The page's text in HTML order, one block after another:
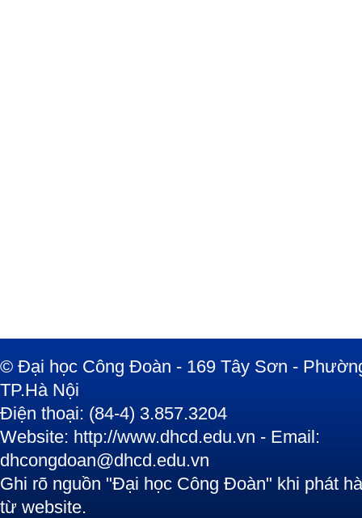
© Đại học Công Đoàn - 169 Tây Sơn -
TP.Hà Nội
Điện thoại: (84-4) 3.857.3204
Website: http://www.dhcd.edu.vn - Email:
dhcongdoan@dhcd.edu.vn
Ghi rõ nguồn "Đại học Công Đoàn" khi phát
từ website.